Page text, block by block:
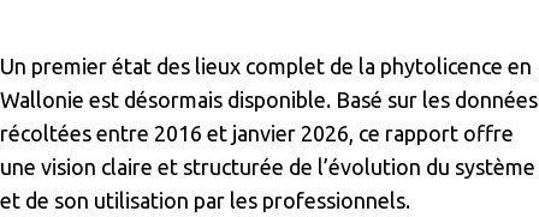
Un premier état des lieux complet de la phytolicence en
Wallonie est désormais disponible. Basé sur les données
récoltées entre 2016 et janvier 2026, ce rapport offre
une vision claire et structurée de l’évolution du système
et de son utilisation par les professionnels.